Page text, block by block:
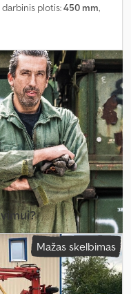
darbinis plotis:450 mm,
Mažas skelbimas